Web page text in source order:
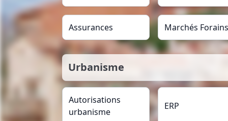
Assurances Marchés Forains
Urbanisme
Autorisations
urbanisme
ERP